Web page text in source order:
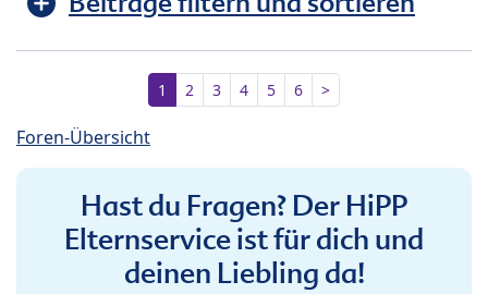
1 2 3 4 5 6 >
Foren-Übersicht
Hast du Fragen? Der HiPP
Elternservice ist für dich und
deinen Liebling da!